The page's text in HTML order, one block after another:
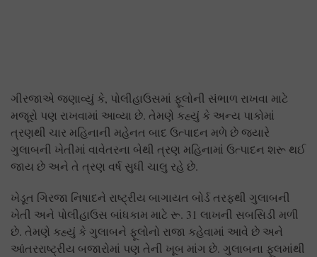
ગીરજાએ જણાવ્યું કે, પોલીહાઉસમાં ફૂલોની સંભાળ રાખવા માટે
મજૂરો પણ રાખવામાં આવ્યા છે. તેમણે કહ્યું કે અન્ય પાકોમાં
ત્રણથી ચાર મહિનાની મહેનત બાદ ઉત્પાદન મળે છે જ્યારે
ગુલાબની ખેતીમાં વાવેતરના બેથી ત્રણ મહિનામાં ઉત્પાદન શરૂ થઈ
જાય છે અને તે ત્રણ વર્ષ સુધી ચાલુ રહે છે.
ખેડૂત ગિરજા નિષાદને રાષ્ટ્રીય બાગાયત બોર્ડ તરફથી ગુલાબની
ખેતી અને પોલીહાઉસ બાંધકામ માટે રૂ. 31 લાખની સબસિડી મળી
છે. તેમણે કહ્યું કે ગુલાબને ફૂલોનો રાજા કહેવામાં આવે છે અને
આંતરરાષ્ટ્રીય બજારોમાં પણ તેની ખૂબ માંગ છે. ગુલાબના ફૂલમાંથી